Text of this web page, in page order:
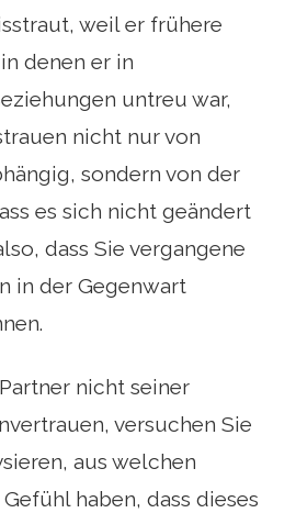
weil er frühere
denen er in
untreu war,
nicht nur von
sondern von der
es sich nicht geändert
dass Sie vergangene
in der Gegenwart
nicht seiner
versuchen Sie
aus welchen
haben, dass dieses